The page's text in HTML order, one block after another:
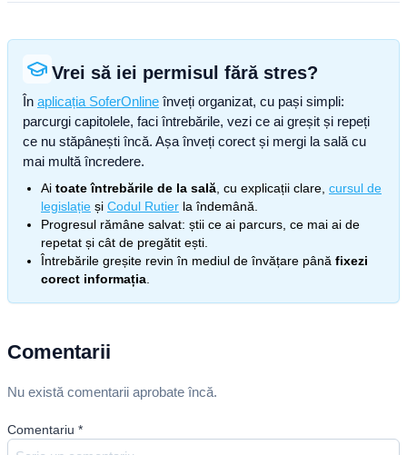
Vrei să iei permisul fără stres?
În aplicația SoferOnline înveți organizat, cu pași simpli:
parcurgi capitolele, faci întrebările, vezi ce ai greșit și repeți
ce nu stăpânești încă. Așa înveți corect și mergi la sală cu
mai multă încredere.
Ai toate întrebările de la sală , cu explicații clare, cursul de
legislație și Codul Rutier la îndemână.
Progresul rămâne salvat: știi ce ai parcurs, ce mai ai de
repetat și cât de pregătit ești.
Întrebările greșite revin în mediul de învățare până fixezi
corect informația
Comentarii
Nu există comentarii aprobate încă.
Comentariu *